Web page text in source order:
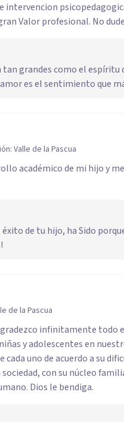
intervencion
Valor profesional. No
grandes como el
es el sentimiento que
Valle de la Pascua
académico de mi hijo y
de tu hijo, ha Sido
de la Pascua
infinitamente todo
y adolescentes en
uno de acuerdo a su
con su núcleo
Dios le bendiga.